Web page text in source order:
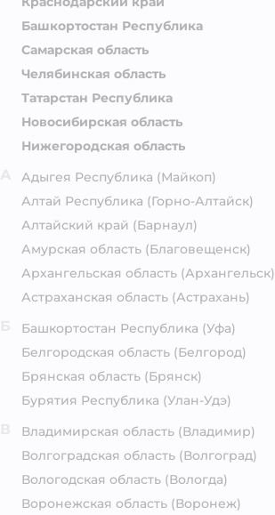
Башкортостан Республика
Самарская область
Челябинская область
Татарстан Республика
Новосибирская область
Нижегородская область
Адыгея Республика (Майкоп)
Алтай Республика (Горно-Алтайск)
Алтайский край (Барнаул)
Амурская область (Благовещенск)
Архангельская область (Архангельск)
Астраханская область (Астрахань)
Башкортостан Республика (Уфа)
Белгородская область (Белгород)
Брянская область (Брянск)
Бурятия Республика (Улан-Удэ)
Владимирская область (Владимир)
Волгоградская область (Волгоград)
Вологодская область (Вологда)
Воронежская область (Воронеж)